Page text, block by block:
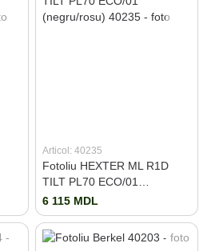
Articol: 40235
Fotoliu HEXTER ML R1D
TILT PL70 ECO/01
(negru/rosu)
6 115 MDL